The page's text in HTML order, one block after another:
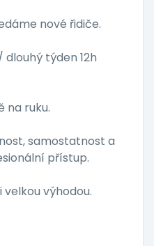
nové řidiče.
týden 12h
na ruku.
samostatnost a
přístup.
velkou výhodou.